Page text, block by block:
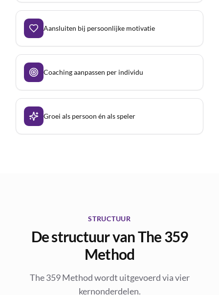
Aansluiten bij persoonlijke motivatie
Coaching aanpassen per individu
Groei als persoon én als speler
STRUCTUUR
De structuur van The 359
Method
The 359 Method wordt uitgevoerd via vier
kernonderdelen.